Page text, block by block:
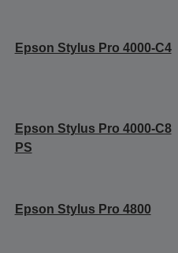
Epson Stylus Pro 4000-C4
Epson Stylus Pro 4000-C8
PS
Epson Stylus Pro 4800